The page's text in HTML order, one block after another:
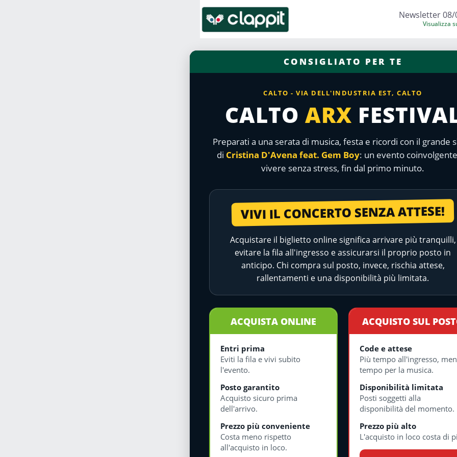
Newsletter 08/
Visualizza
CONSIGLIATO PER TE
CALTO - VIA DELL'INDUSTRIA EST, CALTO
CALTO ARX
Preparati a una serata di musica, festa e ricordi con il grande
di Cristina D'Avena feat. Gem Boy: un evento
vivere senza stress, fin dal primo minuto.
VIVI IL CONCERTO SENZA ATTESE!
Acquistare il biglietto online significa arrivare più tranquilli,
evitare la fila all'ingresso e assicurarsi il proprio posto in
anticipo. Chi compra sul posto, invece, rischia attese,
rallentamenti e una disponibilità più limitata.
ACQUISTA ONLINE
Entri prima
Eviti la fila e vivi subito
l'evento.
Posto garantito
Acquisto sicuro prima
dell'arrivo.
Prezzo più conveniente
Costa meno rispetto
all'acquisto in loco.
ACQUISTO SUL
Code e attese
Più tempo all'ingresso,
tempo per la musica.
Disponibilità limitata
Posti soggetti alla
disponibilità del momento.
Prezzo più alto
L'acquisto in loco costa di